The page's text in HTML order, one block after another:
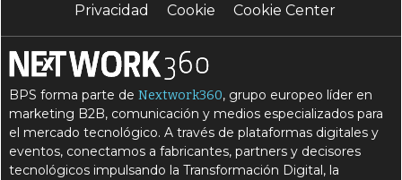
Privacidad
Cookie Cookie Center
BPS forma parte deNextwork360, grupo europeo líder en
marketing B2B, comunicación y medios especializados para
el mercado tecnológico. A través de plataformas digitales y
eventos, conectamos a fabricantes, partners y decisores
tecnológicos impulsando la Transformación Digital, la